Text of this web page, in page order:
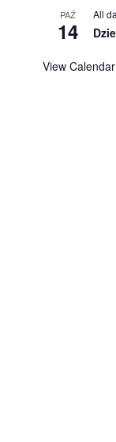
PAŹ
14
All
View Calendar